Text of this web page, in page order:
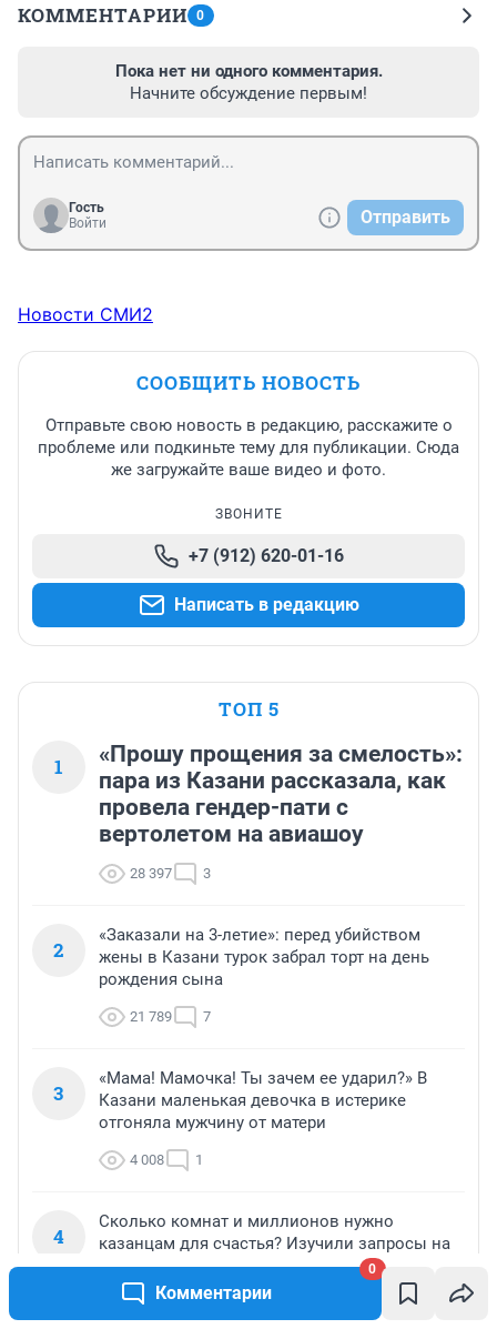
Комментарии
0
КОММЕНТАРИИ 0
Пока нет ни одного комментария.
Начните обсуждение первым!
Гость
Войти
Отправить
Новости СМИ2
СООБЩИТЬ НОВОСТЬ
Отправьте свою новость в редакцию, расскажите о
проблеме или подкиньте тему для публикации. Сюда
же загружайте ваше видео и фото.
ЗВОНИТЕ
+7 (912) 620-01-16
Написать в редакцию
ТОП 5
1
«Прошу прощения за смелость»:
пара из Казани рассказала, как
провела гендер-пати с
вертолетом на авиашоу
28 397 3
2
«Заказали на 3-летие»: перед убийством
жены в Казани турок забрал торт на день
рождения сына
21 789 7
3
«Мама! Мамочка! Ты зачем ее ударил?» В
Казани маленькая девочка в истерике
отгоняла мужчину от матери
4 008 1
4
Сколько комнат и миллионов нужно
казанцам для счастья? Изучили запросы на
жилье
2 984 Обсудить